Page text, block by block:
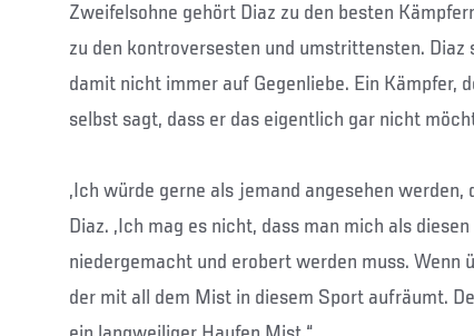
Zweifelsohne gehört Diaz zu den besten
zu den kontroversesten und umstrittensten.
damit nicht immer auf Gegenliebe. Ein Kämpfer,
selbst sagt, dass er das eigentlich gar nicht
„Ich würde gerne als jemand angesehen
Diaz. „Ich mag es nicht, dass man mich als
niedergemacht und erobert werden muss. Wenn
der mit all dem Mist in diesem Sport aufräumt.